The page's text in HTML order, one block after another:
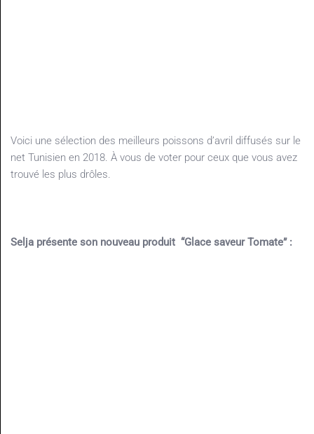
Voici une sélection des meilleurs poissons d’avril diffusés sur le
net Tunisien en 2018. À vous de voter pour ceux que vous avez
trouvé les plus drôles.
Selja présente son nouveau produit “Glace saveur Tomate” :